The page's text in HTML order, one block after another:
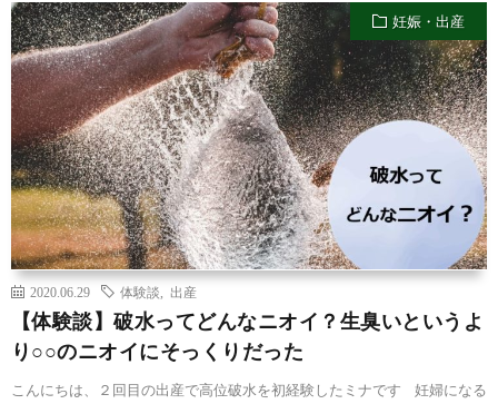
妊娠・出産
2020.06.29 体験談 出産
【体験談】破水ってどんなニオイ？生臭いというよ
り○○のニオイにそっくりだった
こんにちは、２回目の出産で高位破水を初経験したミナです 妊婦になる